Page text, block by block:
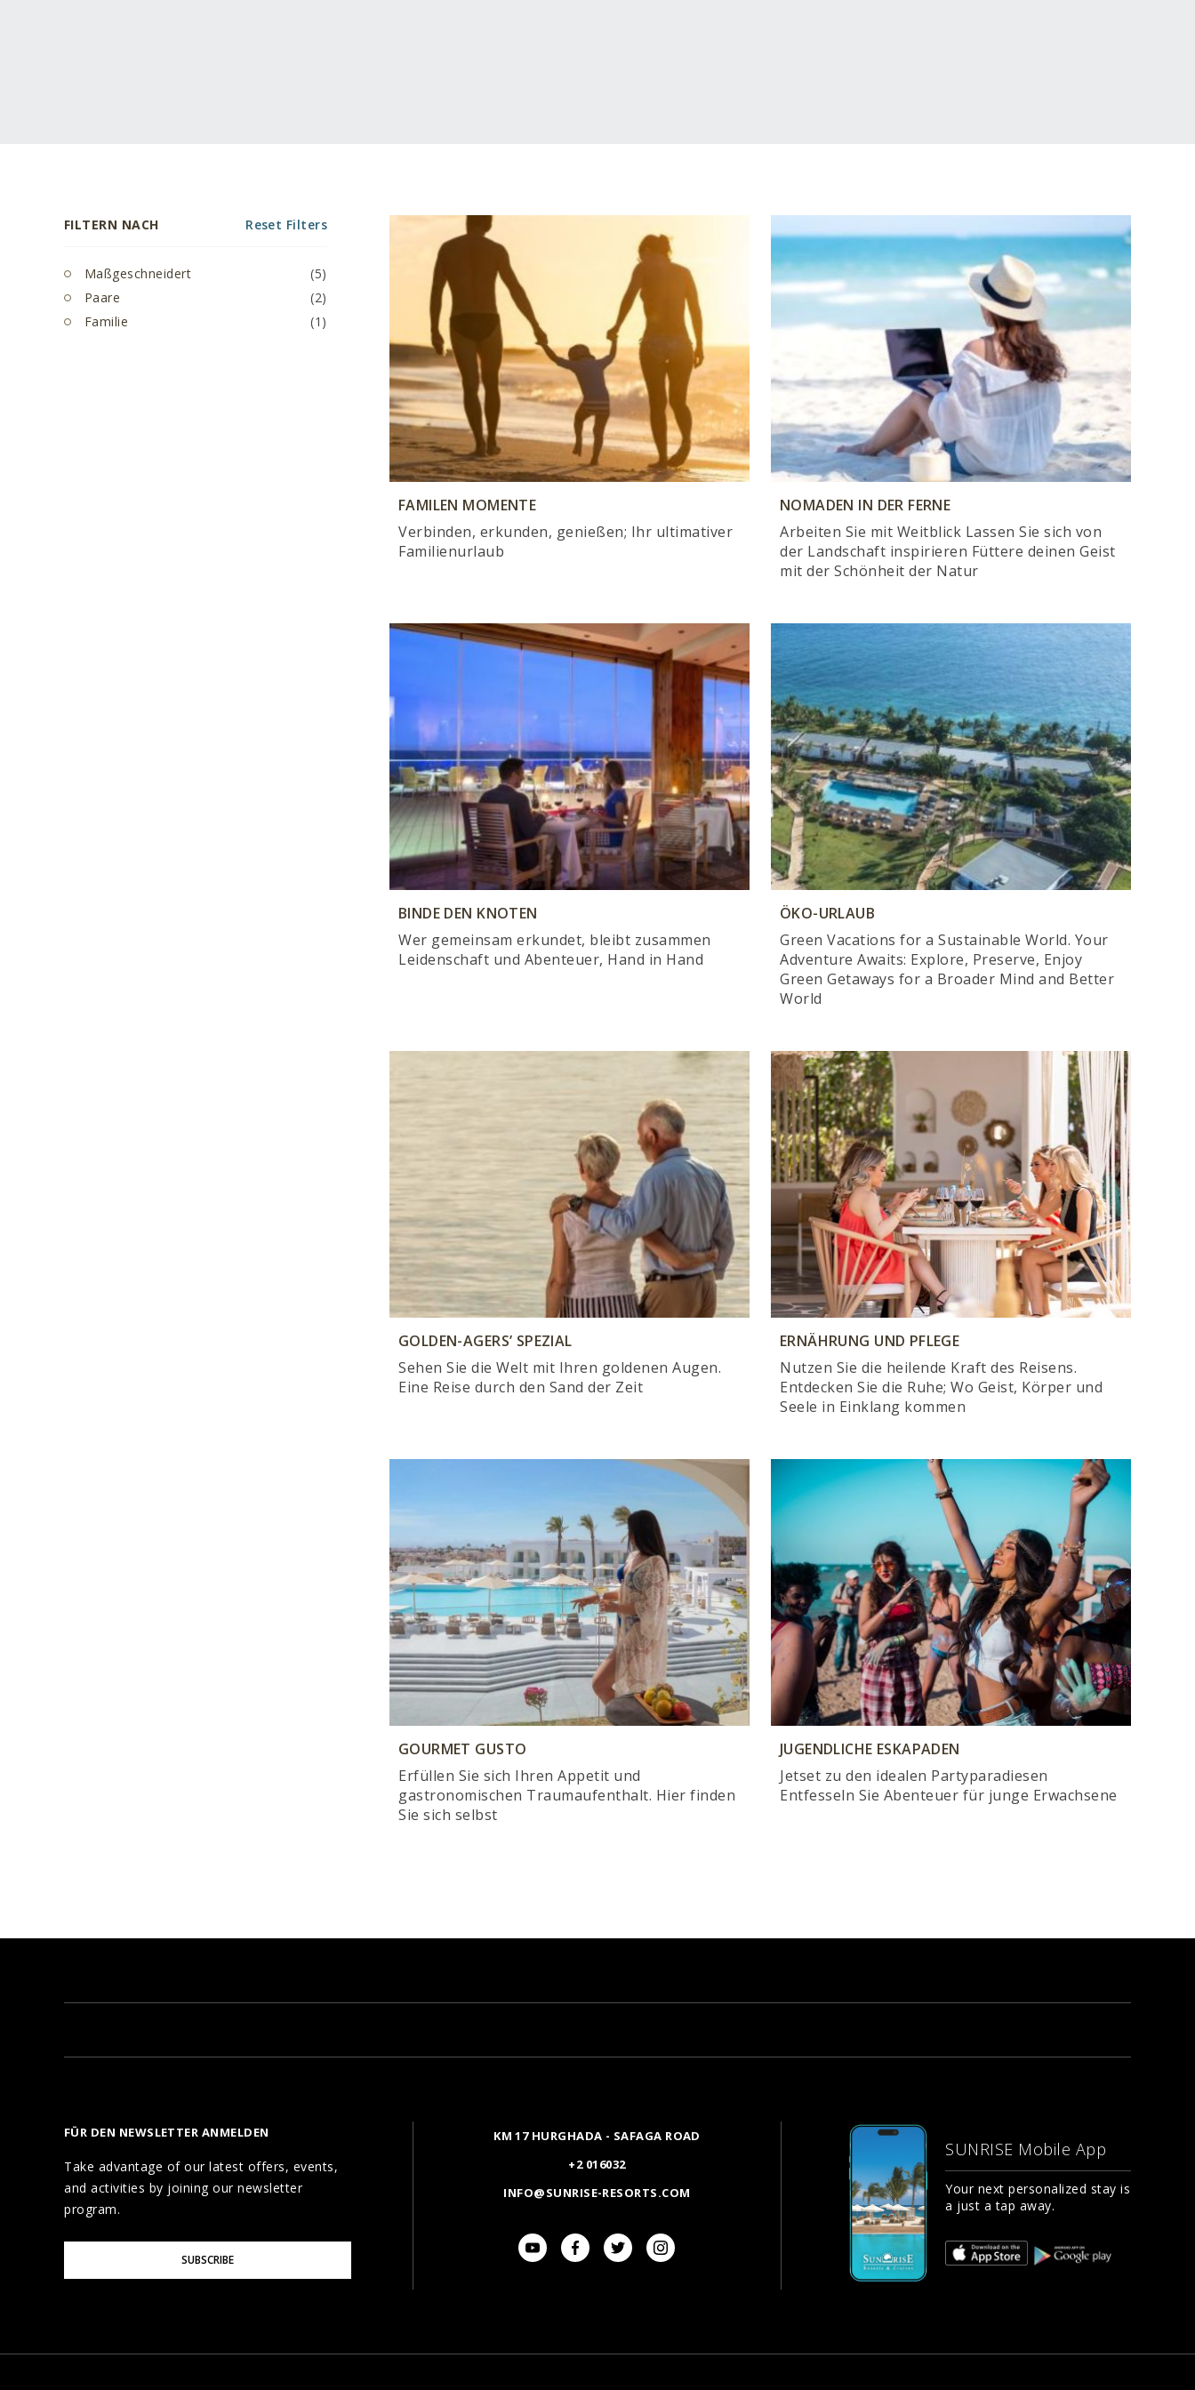
FILTERN NACH Reset Filters
Maßgeschneidert
(5)
Paare
(2)
Familie
(1)
FAMILEN MOMENTE
Verbinden, erkunden, genießen; Ihr ultimativer
Familienurlaub
NOMADEN IN DER FERNE
Arbeiten Sie mit Weitblick Lassen Sie sich von
der Landschaft inspirieren Füttere deinen Geist
mit der Schönheit der Natur
BINDE DEN KNOTEN
Wer gemeinsam erkundet, bleibt zusammen
Leidenschaft und Abenteuer, Hand in Hand
ÖKO-URLAUB
Green Vacations for a Sustainable World. Your
Adventure Awaits: Explore, Preserve, Enjoy
Green Getaways for a Broader Mind and Better
World
GOLDEN-AGERS’ SPEZIAL
Sehen Sie die Welt mit Ihren goldenen Augen.
Eine Reise durch den Sand der Zeit
ERNÄHRUNG UND PFLEGE
Nutzen Sie die heilende Kraft des Reisens.
Entdecken Sie die Ruhe; Wo Geist, Körper und
Seele in Einklang kommen
GOURMET GUSTO
Erfüllen Sie sich Ihren Appetit und
gastronomischen Traumaufenthalt. Hier finden
Sie sich selbst
JUGENDLICHE ESKAPADEN
Jetset zu den idealen Partyparadiesen
Entfesseln Sie Abenteuer für junge Erwachsene
FÜR DEN NEWSLETTER ANMELDEN
Take advantage of our latest offers, events,
and activities by joining our newsletter
program.
Your
SUBSCRIBE
KM 17 HURGHADA - SAFAGA ROAD
+2 016032
INFO@SUNRISE-RESORTS.COM
SUNRISE Mobile App
Your next personalized stay is
a just a tap away.